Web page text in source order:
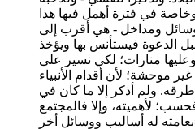
وخاصة في فترة أهمل فيها هذا
ومداخل - هي أقرب إلى
الدعوة فيستأنس بها ويؤخذ
منارات؛ لكي نسير على
موحشة؛ لأن أقدام الأنبياء
ولم أذكر إلا ما كان في
لأهميته، وإلا فالمجتمع